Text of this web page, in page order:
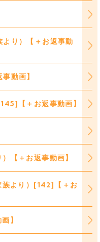
り）【＋お返事動
動画】
【＋お返事動画】
【＋お返事動画】
より）[142]【＋お
】